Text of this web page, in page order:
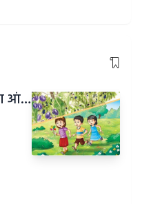
प्रॉमिस डे समर्पित कलिमुल्ला आंटी को (डे ५)